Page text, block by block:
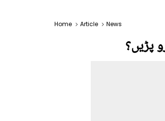
Home Article News
پڑیں؟